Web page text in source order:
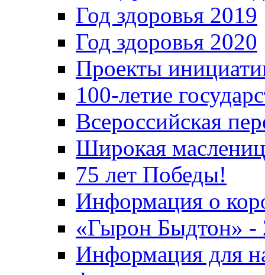
Год здоровья 2019
Год здоровья 2020
Проекты
100-летие
Всероссийская
Широкая
75 лет Победы!
Информация о
«Гырон Быдтон» -
Информация для